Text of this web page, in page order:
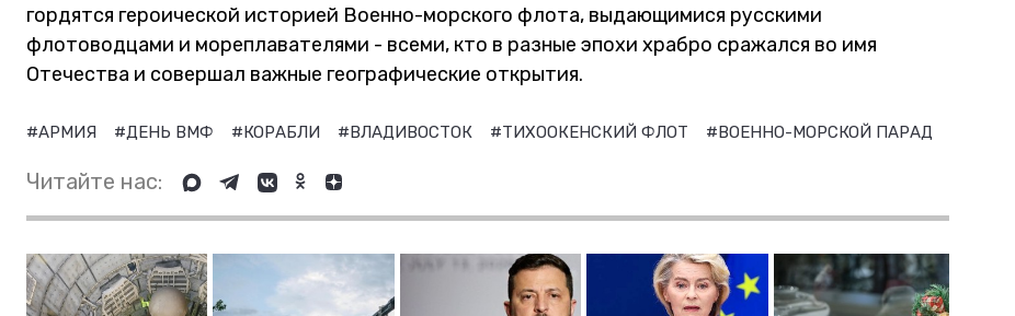
гордятся героической историей Военно-морского флота, выдающимися русскими
флотоводцами и мореплавателями - всеми, кто в разные эпохи храбро сражался во имя
Отечества и совершал важные географические открытия.
#АРМИЯ #ДЕНЬ ВМФ #КОРАБЛИ #ВЛАДИВОСТОК #ТИХООКЕНСКИЙ ФЛОТ #ВОЕННО-МОРСКОЙ ПАРАД
Читайте нас: